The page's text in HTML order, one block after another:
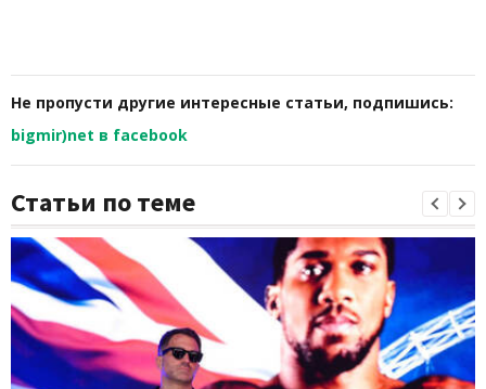
Не пропусти другие интересные статьи, подпишись:
bigmir)net в facebook
Статьи по теме